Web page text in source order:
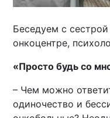
Беседуем с
онкоцентре,
«Просто будь со
– Чем можно
одиночество и